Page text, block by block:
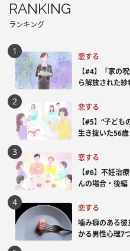
RANKING
ランキング
恋する
【#4】「家の
ら解放された
恋する
【#5】“子ど
生き抜いた56
恋する
【#6】不妊治
んの場合・後編
恋する
噛み癖のある
かる男性心理7